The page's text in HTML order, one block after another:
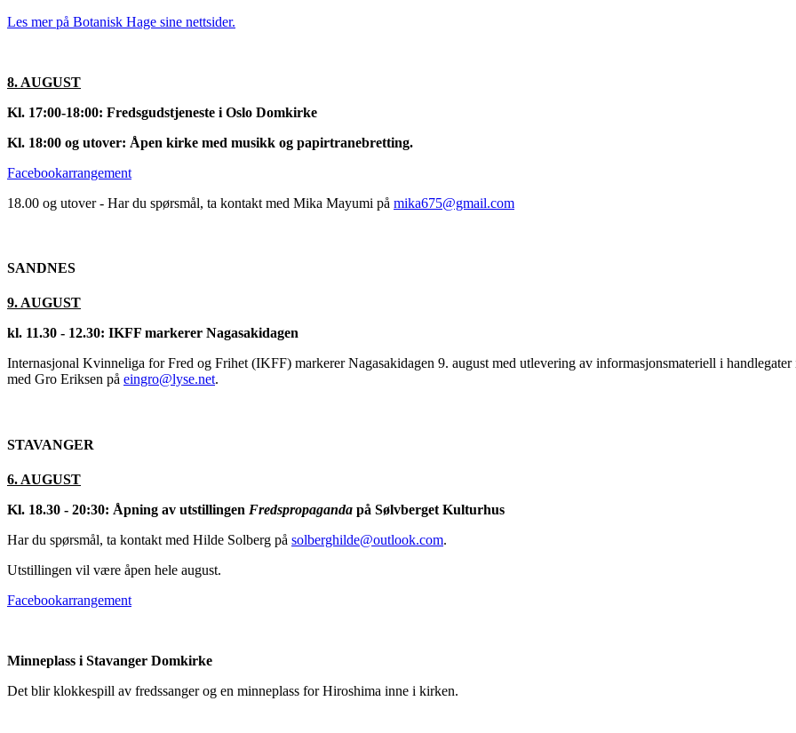
Les mer på Botanisk Hage sine nettsider.
8. AUGUST
Kl. 17:00-18:00: Fredsgudstjeneste i Oslo Domkirke
Kl. 18:00 og utover: Åpen kirke med musikk og papirtranebretting.
Facebookarrangement
18.00 og utover - Har du spørsmål, ta kontakt med Mika Mayumi på mika675@gmail.com
SANDNES
9. AUGUST
kl. 11.30 - 12.30: IKFF markerer Nagasakidagen
Internasjonal Kvinneliga for Fred og Frihet (IKFF) markerer Nagasakidagen 9. august med utlevering av informasjonsmateriell i
med Gro Eriksen på eingro@lyse.net.
STAVANGER
6. AUGUST
Kl. 18.30 - 20:30: Åpning av utstillingen Fredspropaganda på Sølvberget Kulturhus
Har du spørsmål, ta kontakt med Hilde Solberg på solberghilde@outlook.com.
Utstillingen vil være åpen hele august.
Facebookarrangement
Minneplass i Stavanger Domkirke
Det blir klokkespill av fredssanger og en minneplass for Hiroshima inne i kirken.